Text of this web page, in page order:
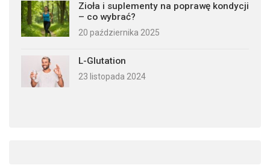
Zioła i suplementy na poprawę kondycji
– co wybrać?
20 października 2025
L-Glutation
23 listopada 2024